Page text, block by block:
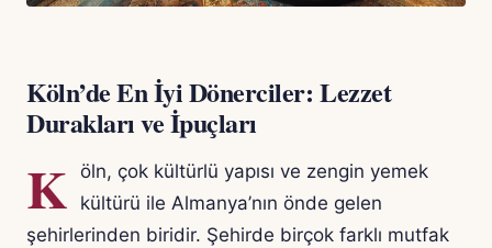
Köln’de En İyi Dönerciler: Lezzet
Durakları ve İpuçları
K öln, çok kültürlü yapısı ve zengin yemek
kültürü ile Almanya’nın önde gelen
şehirlerinden biridir. Şehirde birçok farklı mutfak